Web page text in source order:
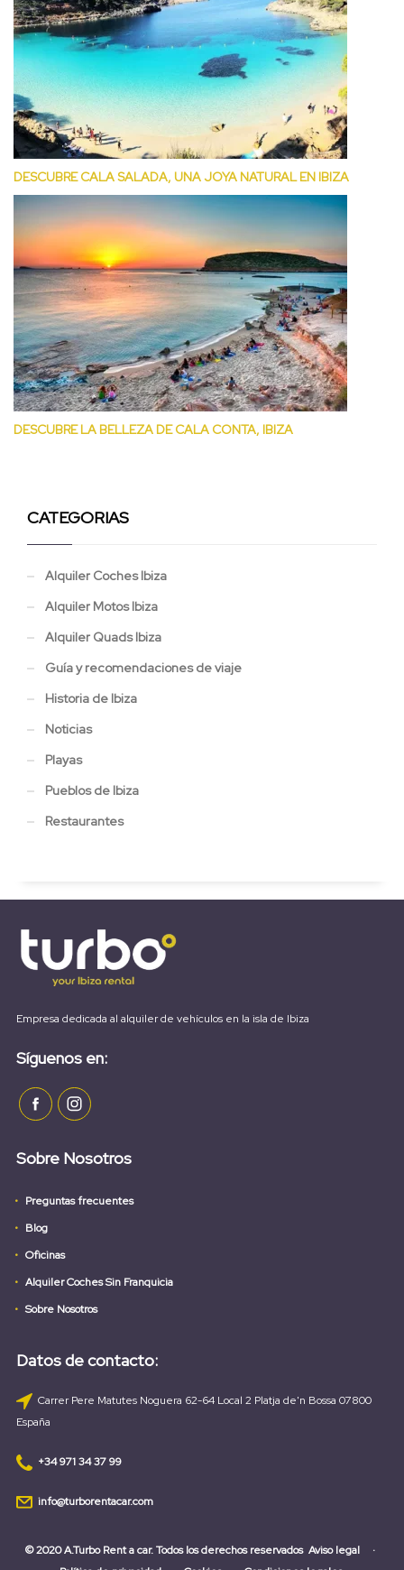
DESCUBRE CALA SALADA, UNA JOYA NATURAL EN IBIZA
DESCUBRE LA BELLEZA DE CALA CONTA, IBIZA
CATEGORIAS
Alquiler Coches Ibiza
Alquiler Motos Ibiza
Alquiler Quads Ibiza
Guía y recomendaciones de viaje
Historia de Ibiza
Noticias
Playas
Pueblos de Ibiza
Restaurantes
Empresa dedicada al alquiler de vehículos en la isla de Ibiza
Síguenos en:
Sobre Nosotros
Preguntas frecuentes
Blog
Oficinas
Alquiler Coches Sin Franquicia
Sobre Nosotros
Datos de contacto:
Carrer Pere Matutes Noguera 62-64 Local 2 Platja de'n Bossa 07800
España
+34 971 34 37 99
info@turborentacar.com
© 2020 A.Turbo Rent a car. Todos los derechos reservados Aviso legal